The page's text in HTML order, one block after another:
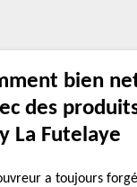
bien
des
La Futelaye
a toujours